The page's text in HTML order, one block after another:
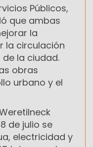
Públicos,
que ambas
la
la circulación
la ciudad.
obras
urbano y el
de julio se
electricidad y